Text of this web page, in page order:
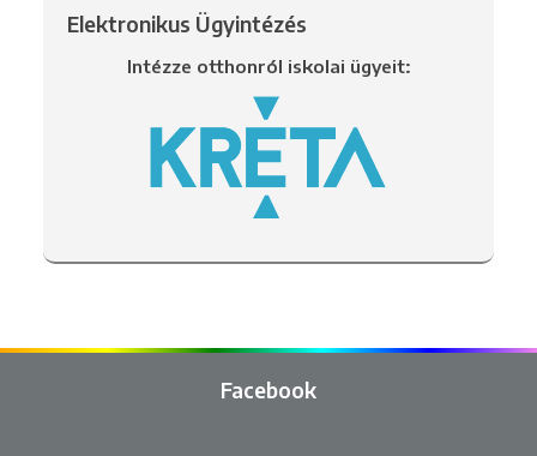
Elektronikus Ügyintézés
Intézze otthonról iskolai ügyeit:
Facebook